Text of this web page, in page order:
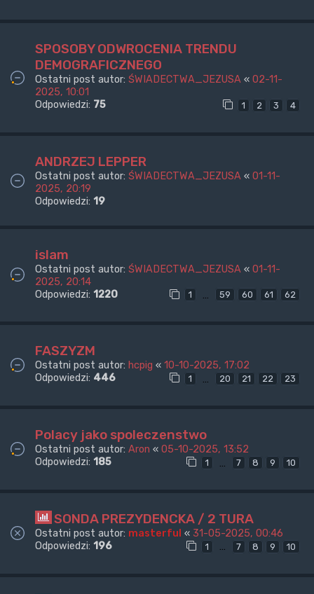
SPOSOBY ODWROCENIA TRENDU
DEMOGRAFICZNEGO
Ostatni post autor: ŚWIADECTWA_JEZUSA « 02-11-
2025, 10:01
Odpowiedzi: 75 1 2 3 4
ANDRZEJ LEPPER
Ostatni post autor: ŚWIADECTWA_JEZUSA « 01-11-
2025, 20:19
Odpowiedzi: 19
islam
Ostatni post autor: ŚWIADECTWA_JEZUSA « 01-11-
2025, 20:14
Odpowiedzi: 1220 1 … 59 60 61 62
FASZYZM
Ostatni post autor: hcpig « 10-10-2025, 17:02
Odpowiedzi: 446 1 … 20 21 22 23
Polacy jako spoleczenstwo
Ostatni post autor: Aron « 05-10-2025, 13:52
Odpowiedzi: 185 1 7 8 9 10
SONDA PREZYDENCKA / 2 TURA
Ostatni post autor: masterful « 31-05-2025, 00:46
Odpowiedzi: 196 1 … 7 8 9 10